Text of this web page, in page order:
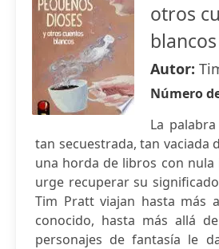
otros
blancos
Autor:
Número
La
tan secuestrada, tan vaciada
una horda de libros con nula
urge recuperar su
Tim Pratt viajan hasta más
conocido, hasta más allá
personajes de fantasía le